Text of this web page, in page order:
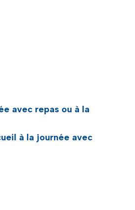
avec repas ou à la
à la journée avec